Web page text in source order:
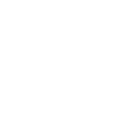
将这些法规付诸实施的内
利益相关者的评估计算风